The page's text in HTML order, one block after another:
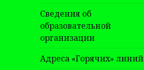
Сведения об
образовательной
организации
Адреса «Горячих» линий